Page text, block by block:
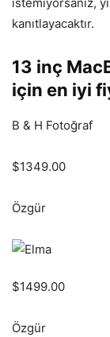
istemiyorsanız,
kanıtlayacaktır.
13 inç
için en iyi
B & H Fotoğraf
$1349.00
Özgür
$1499.00
Özgür